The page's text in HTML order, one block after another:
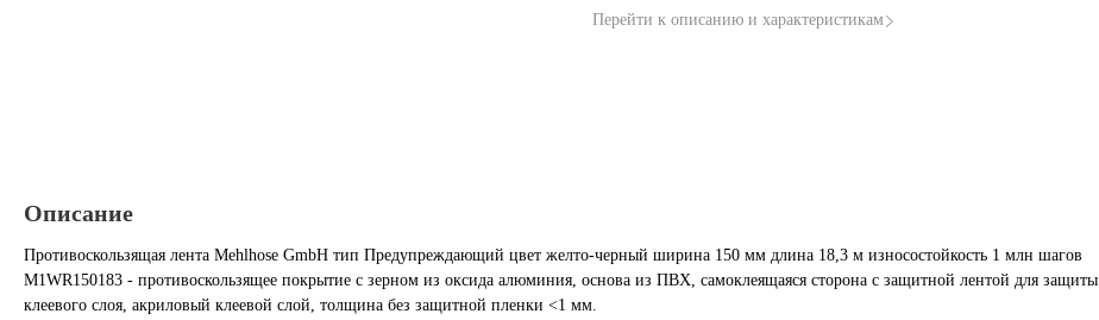
Перейти к описанию и характеристикам
Описание
Противоскользящая лента Mehlhose GmbH тип Предупреждающий цвет желто-черный ширина 150 мм длина 18,3 м износостойкость 1 млн шагов
M1WR150183 - противоскользящее покрытие с зерном из оксида алюминия, основа из ПВХ, самоклеящаяся сторона с защитной лентой для защиты
клеевого слоя, акриловый клеевой слой, толщина без защитной пленки <1 мм.